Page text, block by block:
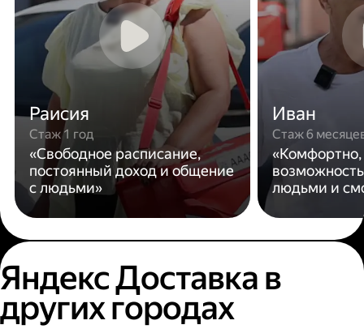
Раисия
Стаж 1 год
«Свободное расписание,
постоянный доход и общение
с людьми»
Иван
Стаж 6
людьми и
Яндекс Доставка в
других городах